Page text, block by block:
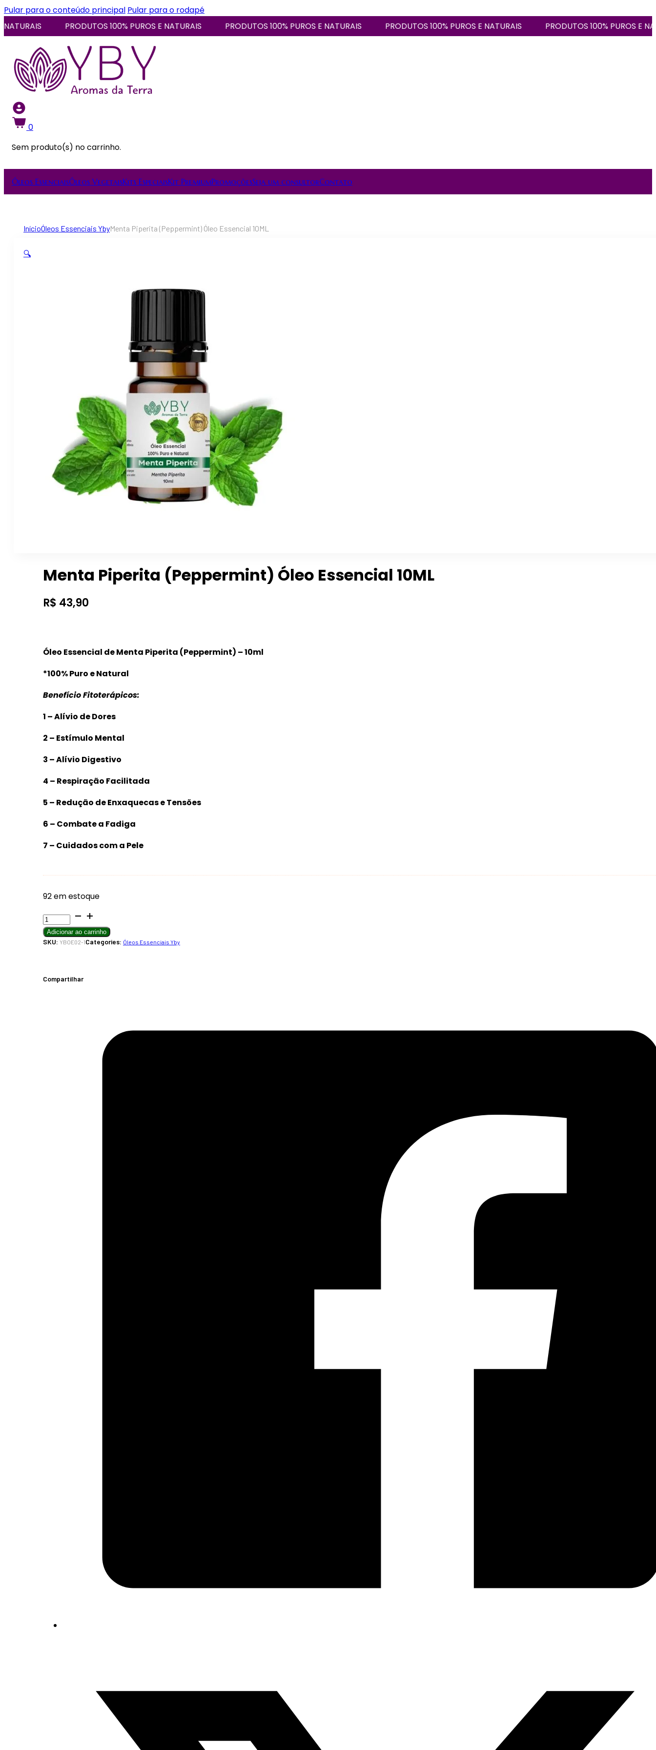
Pular para o conteúdo principal Pular para o rodapé
PRODUTOS 100% PUROS E NATURAIS PRODUTOS 100% PUROS E NATURAIS PRODUTOS 100% PUROS E NATURAIS PRODUTOS 100% PUROS E
0
Sem produto(s) no carrinho.
Óleos EssenciaisÓleos VegetaisKits EspeciaisKit PremiumPromoçõesSeja um consultorContato
InícioÓleos Essenciais YbyMenta Piperita (Peppermint) Óleo Essencial 10ML
🔍
Menta Piperita (Peppermint) Óleo Essencial 10ML
R$ 43,90
Óleo Essencial de Menta Piperita (Peppermint) – 10ml
*100% Puro e Natural
Benefício Fitoterápicos:
1 – Alívio de Dores
2 – Estímulo Mental
3 – Alívio Digestivo
4 – Respiração Facilitada
5 – Redução de Enxaquecas e Tensões
6 – Combate a Fadiga
7 – Cuidados com a Pele
92 em estoque
Menta
Piperita
(Peppermint)
10ML
Adicionar ao carrinho
SKU: YBOE02-1Categories: Óleos Essenciais Yby
Compartilhar